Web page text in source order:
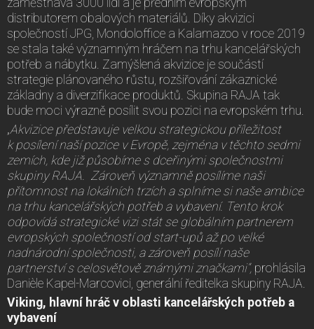
zaměstnává 3000 lidí a je předním evropským
distributorem obalových materiálů. Díky akvizici
společností JPG, Mondoloffice a Kalamazoo v roce 2019
se stala také významným hráčem na trhu kancelářských
potřeb a nábytku. Zamýšlená akvizice je součástí
strategie plánovaného růstu, rozšiřování zákaznické
základny a diverzifikace produktů. Skupina RAJA tak
bude moci výrazně posílit svou pozici na evropském trhu.
„Akvizice představuje velkou strategickou příležitost
k posílení naší pozice v Evropě, zejména v těchto sedmi
zemích, kde již působíme s dceřinými společnostmi
skupiny RAJA. Zároveň významně posílíme naši
přítomnost na lokálních trzích a splníme si naše ambice
na trhu kancelářských potřeb a vybavení. Tento krok
odpovídá strategické vizi stát se globálním partnerem
evropských společností od start-upů až po velké
nadnárodní společnosti, a zároveň posílí naše
partnerství s celosvětově známými značkami“, prohlásila
Danièle Kapel-Marcovici, generální ředitelka skupiny RAJA.
Viking, hlavní hráč v oblasti kancelářských potřeb a
vybavení